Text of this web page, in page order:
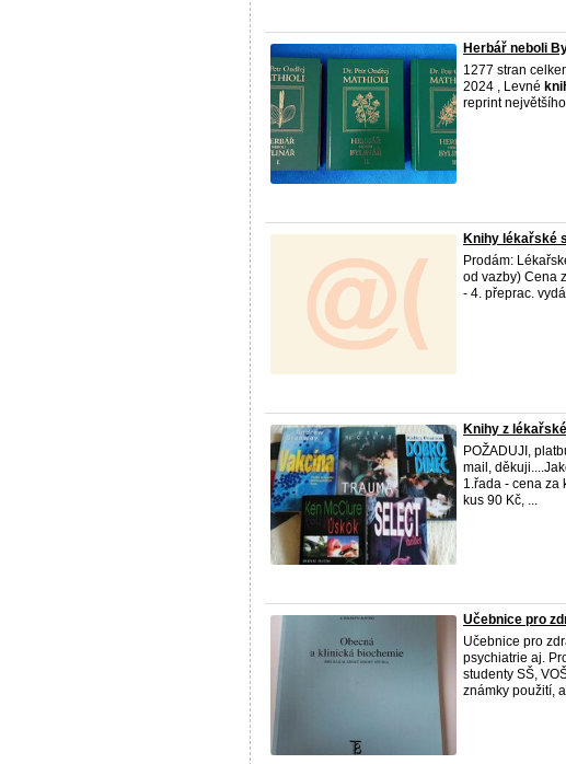
Herbář neboli
1277 stran
2024 , Levné
reprint
Knihy lékařské
Prodám:
od vazby) Cena
- 4. přeprac.
Knihy z
POŽADUJI,
mail,
1.řada - cena za
kus 90 Kč, ...
Učebnice pro
Učebnice pro
psychiatrie aj.
studenty SŠ,
známky použití,